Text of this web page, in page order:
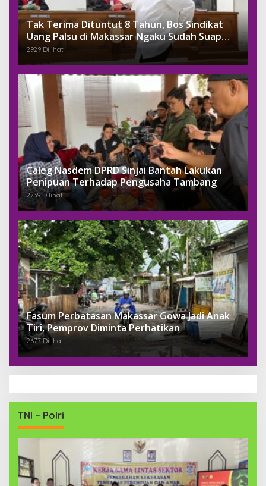
Tak Terima Dituntut 8 Tahun, Bos Sindikat
Uang Palsu di Makassar Ngaku Sudah Suap
Jaksa Dengan Miliaran
2929 Dilihat
Caleg Nasdem DPRD Sinjai Bantah Lakukan
Penipuan Terhadap Pengusaha Tambang
2739 Dilihat
Fasum Perbatasan Makassar Gowa Jadi Anak
Tiri, Pemprov Diminta Perhatikan
2677 Dilihat
TNI – Polri